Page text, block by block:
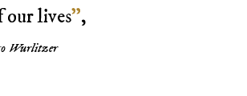
our lives”,
Wurlitzer